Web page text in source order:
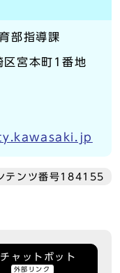
部指導課
宮本町1番地
テンツ番号184155
ャットボット
外部リンク